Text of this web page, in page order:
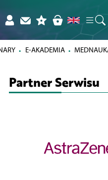
E-AKADEMIA
Partner Serwisu